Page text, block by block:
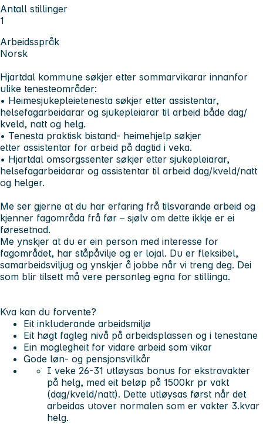
Antall stillinger
1
Arbeidsspråk
Norsk
Hjartdal kommune søkjer etter sommarvikarar innanfor
ulike tenesteområder:
• Heimesjukepleietenesta søkjer etter assistentar,
helsefagarbeidarar og sjukepleiarar til arbeid både dag/
kveld, natt og helg.
• Tenesta praktisk bistand- heimehjelp søkjer
etter assistentar for arbeid på dagtid i veka.
• Hjartdal omsorgssenter søkjer etter sjukepleiarar,
helsefagarbeidarar og assistentar til arbeid dag/kveld/natt
og helger.
Me ser gjerne at du har erfaring frå tilsvarande arbeid og
kjenner fagområda frå før – sjølv om dette ikkje er ei
føresetnad.
Me ynskjer at du er ein person med interesse for
fagområdet, har ståpåvilje og er lojal. Du er fleksibel,
samarbeidsviljug og ynskjer å jobbe når vi treng deg. Dei
som blir tilsett må vere personleg egna for stillinga.
Kva kan du forvente?
Eit inkluderande arbeidsmiljø
Eit høgt fagleg nivå på arbeidsplassen og i tenestane
Ein moglegheit for vidare arbeid som vikar
Gode løn- og pensjonsvilkår
I veke 26-31 utløysas bonus for ekstravakter
på helg, med eit beløp på 1500kr pr vakt
(dag/kveld/natt). Dette utløysas først når det
arbeidas utover normalen som er vakter 3.kvar
helg.